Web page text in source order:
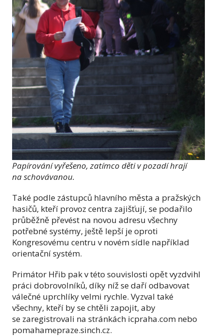
Papírování vyřešeno, zatímco děti v pozadí hrají
na schovávanou.
Také podle zástupců hlavního města a pražských
hasičů, kteří provoz centra zajišťují, se podařilo
průběžně převést na novou adresu všechny
potřebné systémy, ještě lepší je oproti
Kongresovému centru v novém sídle například
orientační systém.
Primátor Hřib pak v této souvislosti opět vyzdvihl
práci dobrovolníků, díky níž se daří odbavovat
válečné uprchlíky velmi rychle. Vyzval také
všechny, kteří by se chtěli zapojit, aby
se zaregistrovali na stránkách icpraha.com nebo
pomahamepraze.sinch.cz.